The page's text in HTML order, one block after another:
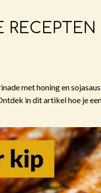
RECEPTEN
methoningen sojasaus
in dit artikel hoe je